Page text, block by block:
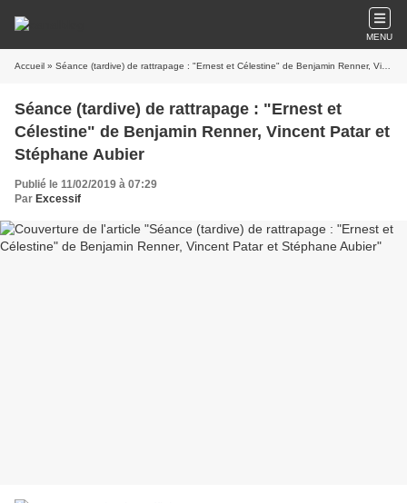
MENU
Accueil » Séance (tardive) de rattrapage : "Ernest et Célestine" de Benjamin Renner, Vincent Patar et Stéphane Aubier
Séance (tardive) de rattrapage : "Ernest et
Célestine" de Benjamin Renner, Vincent Patar et
Stéphane Aubier
Publié le 11/02/2019 à 07:29
Par Excessif